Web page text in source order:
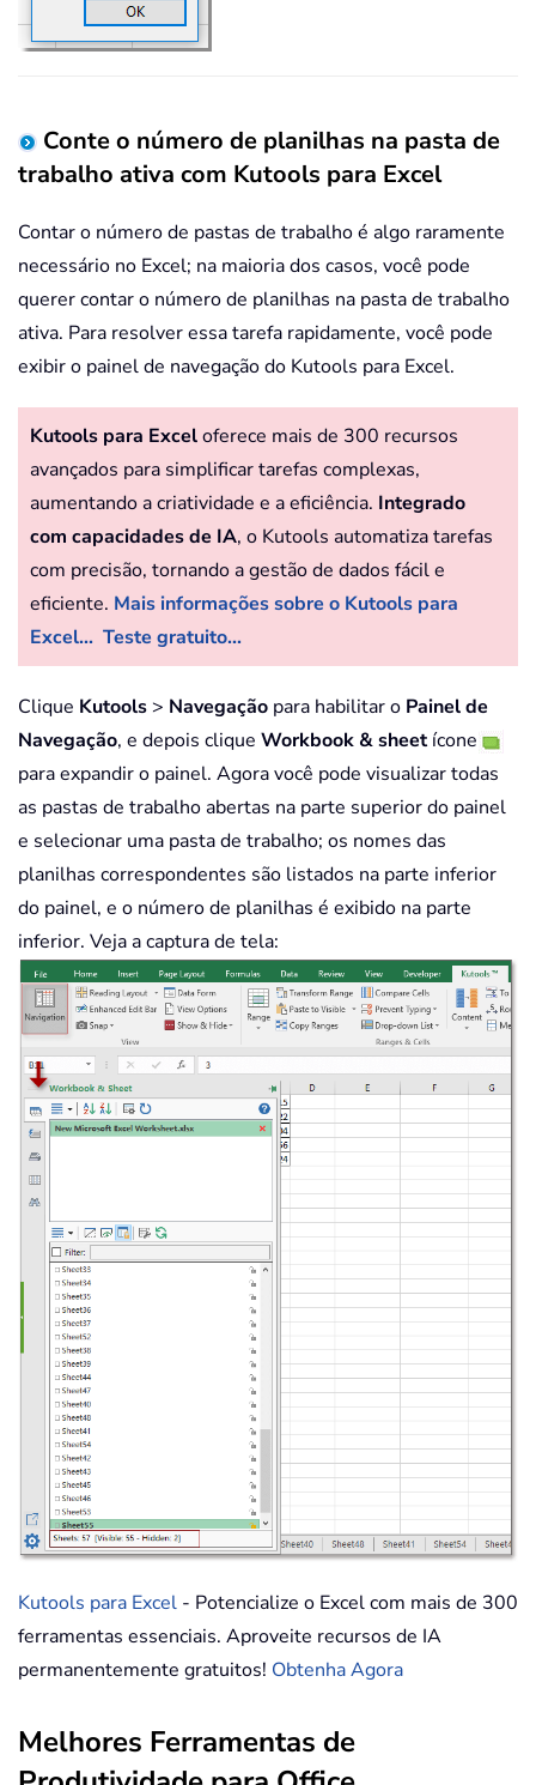
Conte o número de planilhas na pasta de
trabalho ativa com Kutools para Excel
Contar o número de pastas de trabalho é algo raramente
necessário no Excel; na maioria dos casos, você pode
querer contar o número de planilhas na pasta de trabalho
ativa. Para resolver essa tarefa rapidamente, você pode
exibir o painel de navegação do Kutools para Excel.
Kutools para Exceloferece mais de 300 recursos
avançados para simplificar tarefas complexas,
aumentando a criatividade e a eficiência. Integrado
com capacidades de IA, o Kutools automatiza tarefas
com precisão, tornando a gestão de dados fácil e
eficiente. Mais informações sobre o Kutools para
Excel... Teste gratuito...
Clique Kutools > Navegação para habilitar o Painel de
Navegação, e depois clique Workbook & sheetícone
para expandir o painel. Agora você pode visualizar todas
as pastas de trabalho abertas na parte superior do painel
e selecionar uma pasta de trabalho; os nomes das
planilhas correspondentes são listados na parte inferior
do painel, e o número de planilhas é exibido na parte
inferior. Veja a captura de tela:
Kutools para Excel - Potencialize o Excel com mais de 300
ferramentas essenciais. Aproveite recursos de IA
permanentemente gratuitos! Obtenha Agora
Melhores Ferramentas de